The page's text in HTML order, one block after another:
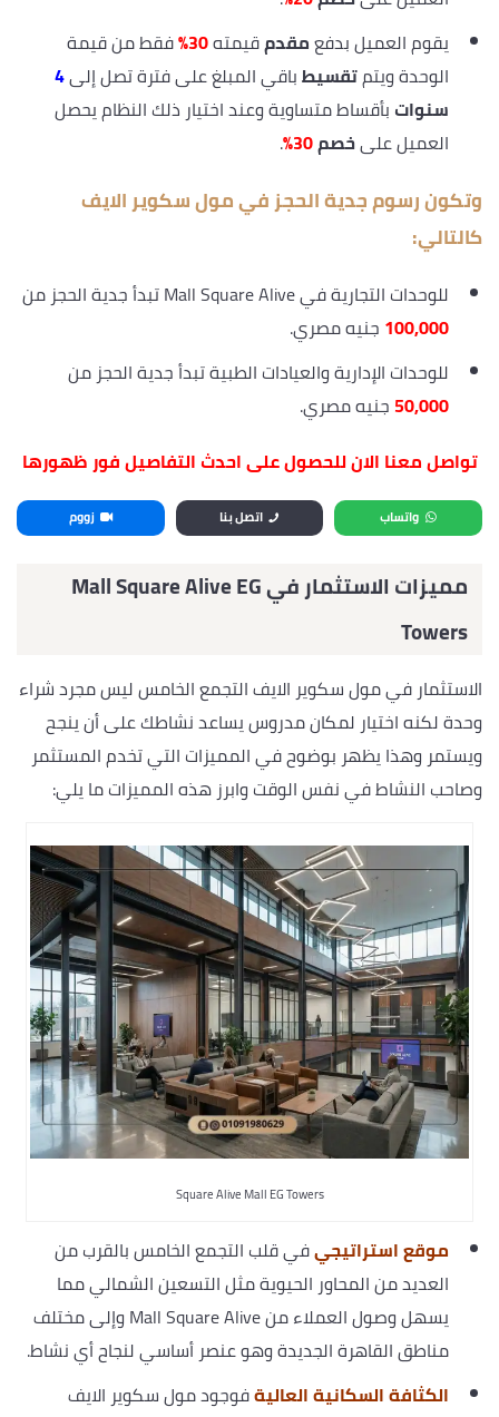
يقوم العميل بدفعمقدمقيمته30% فقط من قيمة
الوحدة ويتمتقسيطباقي المبلغ على فترة تصل إلى4
سنوات بأقساط متساوية وعند اختيار ذلك النظام يحصل
العميل علىخصم30%
.
وتكون رسوم جدية الحجز في مول سكوير الايف
كالتالي:
للوحدات التجارية في Mall Square Alive تبدأ جدية الحجز من
100,000 جنيه مصري.
للوحدات الإدارية والعيادات الطبية تبدأ جدية الحجز من
50,000 جنيه مصري.
تواصل معنا الان للحصول على احدث التفاصيل فور ظهورها
واتساب اتصل بنا زووم
مميزات الاستثمار فيMall Square Alive EG
Towers
الاستثمار في مول سكوير الايف التجمع الخامس ليس مجرد شراء
وحدة لكنه اختيار لمكان مدروس يساعد نشاطك على أن ينجح
ويستمر وهذا يظهر بوضوح في المميزات التي تخدم المستثمر
وصاحب النشاط في نفس الوقت وابرز هذه المميزات ما يلي:
Square Alive Mall EG Towers
موقع استراتيجيفي قلب التجمع الخامس بالقرب من
العديد من المحاور الحيوية مثل التسعين الشمالي مما
يسهل وصول العملاء من Mall Square Alive وإلى مختلف
مناطق القاهرة الجديدة وهو عنصر أساسي لنجاح أي نشاط.
الكثافة السكانية العاليةفوجود مول سكوير الايف